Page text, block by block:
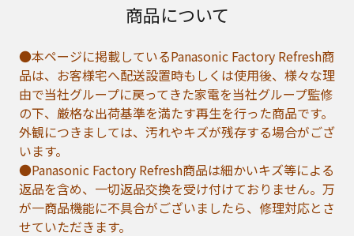
商品について
●本ページに掲載しているPanasonic Factory Refresh商
品は、お客様宅へ配送設置時もしくは使用後、様々な理
由で当社グループに戻ってきた家電を当社グループ監修
の下、厳格な出荷基準を満たす再生を行った商品です。
外観につきましては、汚れやキズが残存する場合がござ
います。
●Panasonic Factory Refresh商品は細かいキズ等による
返品を含め、一切返品交換を受け付けておりません。万
が一商品機能に不具合がございましたら、修理対応とさ
せていただきます。